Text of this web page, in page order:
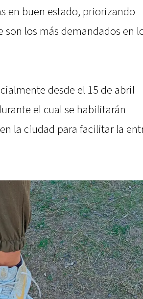
en buen estado, priorizando
los más demandados en
desde el 15 de abril
el cual se habilitarán
la ciudad para facilitar la